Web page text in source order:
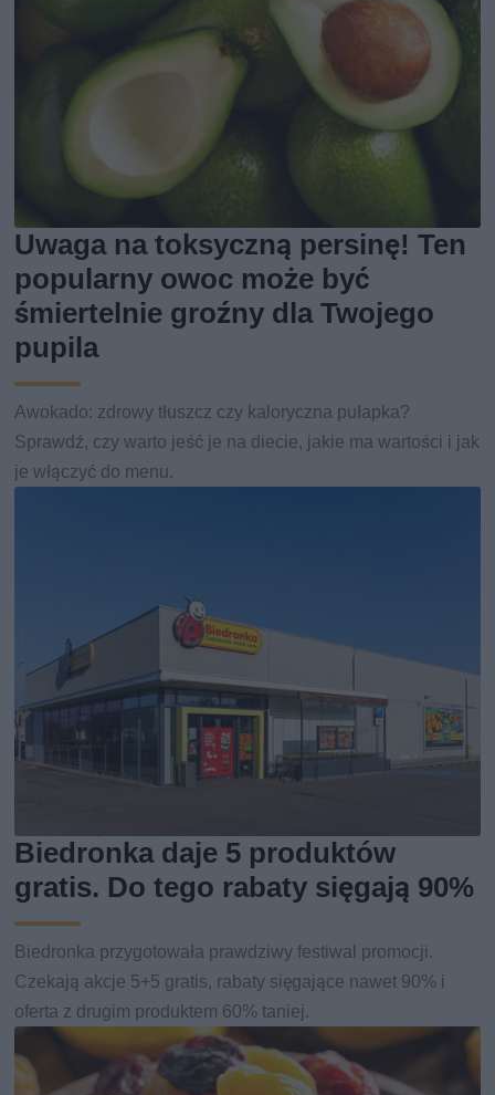
Uwaga na toksyczną persinę! Ten
popularny owoc może być
śmiertelnie groźny dla Twojego
pupila
Awokado: zdrowy tłuszcz czy kaloryczna pułapka?
Sprawdź, czy warto jeść je na diecie, jakie ma wartości i jak
je włączyć do menu.
Biedronka daje 5 produktów
gratis. Do tego rabaty sięgają 90%
Biedronka przygotowała prawdziwy festiwal promocji.
Czekają akcje 5+5 gratis, rabaty sięgające nawet 90% i
oferta z drugim produktem 60% taniej.